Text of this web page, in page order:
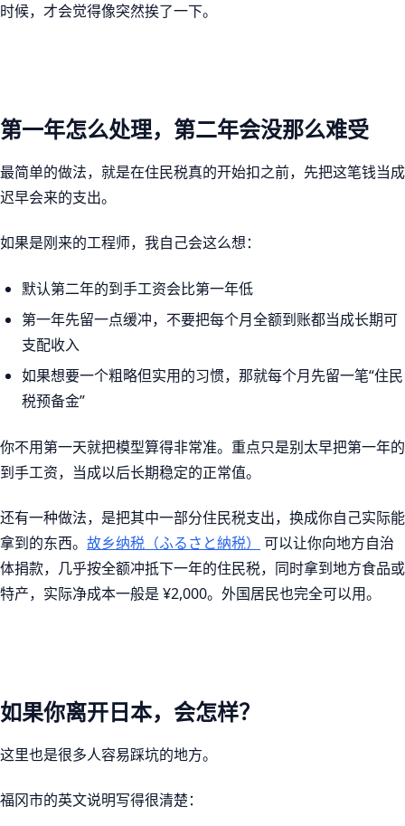
时候，才会觉得像突然挨了一下。
第一年怎么处理，第二年会没那么难受
最简单的做法，就是在住民税真的开始扣之前，先把这笔钱当成
迟早会来的支出。
如果是刚来的工程师，我自己会这么想：
默认第二年的到手工资会比第一年低
第一年先留一点缓冲，不要把每个月全额到账都当成长期可
支配收入
如果想要一个粗略但实用的习惯，那就每个月先留一笔“住民
税预备金”
你不用第一天就把模型算得非常准。重点只是别太早把第一年的
到手工资，当成以后长期稳定的正常值。
还有一种做法，是把其中一部分住民税支出，换成你自己实际能
拿到的东西。 故乡纳税（ふるさと納税）
可以让你向地方自治
体捐款，几乎按全额冲抵下一年的住民税，同时拿到地方食品或
特产，实际净成本一般是 ¥2,000。外国居民也完全可以用。
如果你离开日本，会怎样？
这里也是很多人容易踩坑的地方。
福冈市的英文说明写得很清楚：